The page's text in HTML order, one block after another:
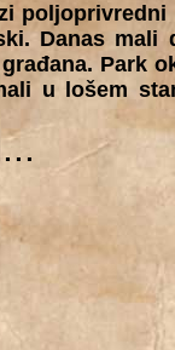
Danas
Park
u lošem